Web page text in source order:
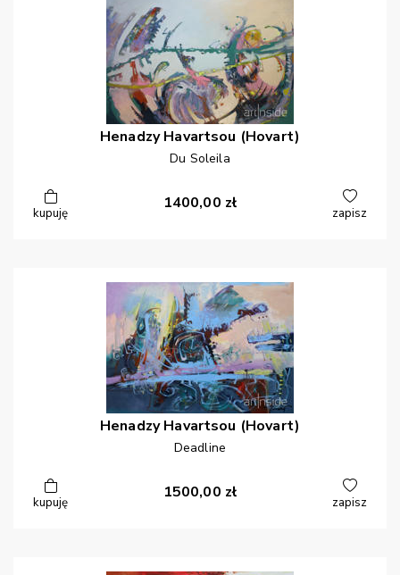
Henadzy Havartsou (Hovart)
Du Soleila
kupuję
1400,00 zł
zapisz
Henadzy Havartsou (Hovart)
Deadline
kupuję
1500,00 zł
zapisz